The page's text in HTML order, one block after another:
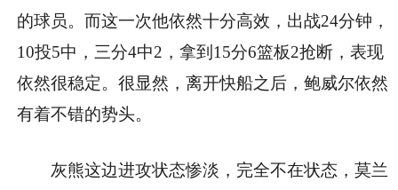
的球员。而这一次他依然十分高效，出战24分钟，
10投5中，三分4中2，拿到15分6篮板2抢断，表现
依然很稳定。很显然，离开快船之后，鲍威尔依然
有着不错的势头。
灰熊这边进攻状态惨淡，完全不在状态，莫兰